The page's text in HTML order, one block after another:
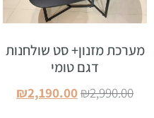
מערכת מזנון+ סט שולחנות
דגם טומי
₪2,990.00
₪2,190.00